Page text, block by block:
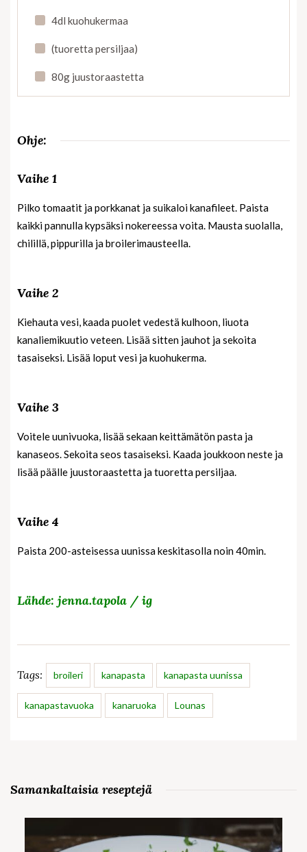
4dl kuohukermaa
(tuoretta persiljaa)
80g juustoraastetta
Ohje:
Vaihe 1
Pilko tomaatit ja porkkanat ja suikaloi kanafileet. Paista
kaikki pannulla kypsäksi nokereessa voita. Mausta suolalla,
chilillä, pippurilla ja broilerimausteella.
Vaihe 2
Kiehauta vesi, kaada puolet vedestä kulhoon, liuota
kanaliemikuutio veteen. Lisää sitten jauhot ja sekoita
tasaiseksi. Lisää loput vesi ja kuohukerma.
Vaihe 3
Voitele uunivuoka, lisää sekaan keittämätön pasta ja
kanaseos. Sekoita seos tasaiseksi. Kaada joukkoon neste ja
lisää päälle juustoraastetta ja tuoretta persiljaa.
Vaihe 4
Paista 200-asteisessa uunissa keskitasolla noin 40min.
Lähde: jenna.tapola / ig
Tags: broileri kanapasta kanapasta uunissa
kanapastavuoka kanaruoka Lounas
Samankaltaisia reseptejä